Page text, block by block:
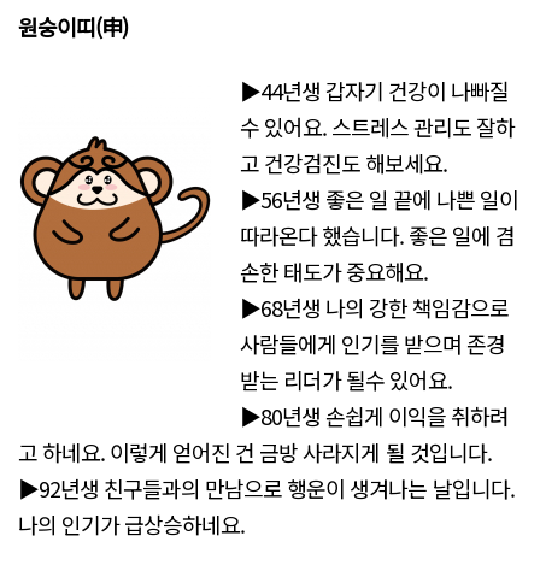
원숭이띠(申)
▶44년생 갑자기 건강이 나빠질
수 있어요. 스트레스 관리도 잘하
고 건강검진도 해보세요.
▶56년생 좋은 일 끝에 나쁜 일이
따라온다 했습니다. 좋은 일에 겸
손한 태도가 중요해요.
▶68년생 나의 강한 책임감으로
사람들에게 인기를 받으며 존경
받는 리더가 될수 있어요.
▶80년생 손쉽게 이익을 취하려
고 하네요. 이렇게 얻어진 건 금방 사라지게 될 것입니다.
▶92년생 친구들과의 만남으로 행운이 생겨나는 날입니다.
나의 인기가 급상승하네요.